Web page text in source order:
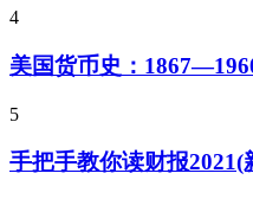
4
美国货币史：
5
手把手教你读财报2021(